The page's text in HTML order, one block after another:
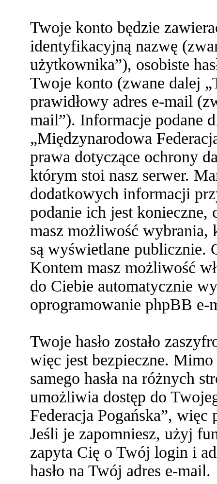
Twoje konto będzie
identyfikacyjną nazwę
użytkownika”), osobiste
Twoje konto (zwane dalej
prawidłowy adres e-mail
mail”). Informacje podane
„Międzynarodowa
prawa dotyczące ochrony
którym stoi nasz serwer.
dodatkowych informacji
podanie ich jest
masz możliwość
są wyświetlane publicznie.
Kontem masz możliwość
do Ciebie automatycznie
oprogramowanie phpBB e-
Twoje hasło zostało
więc jest bezpieczne.
samego hasła na różnych
umożliwia dostęp do
Federacja Pogańska”,
Jeśli je zapomniesz, użyj
zapyta Cię o Twój login i
hasło na Twój adres e-mail.